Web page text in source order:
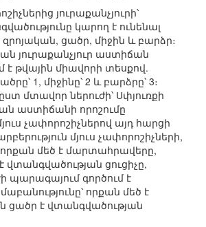
յուրաքանչյուրի՝
կարող է ունենալ
ցածր, միջին և բարձր։
յուրաքանչյուր աստիճան
թվային միավորի տեսքով.
1, միջինը՝ 2 և բարձրը՝ 3։
մտավոր ներուժի՝ Սփյուռքի
աստիճանի որոշումը
չափորոշիչներով այդ հարցի
մյուս չափորոշիչների,
որքան մեծ է մարտահրավերը,
վտանգվածության ցուցիչը,
պարագայում գործում է
որքան մեծ է
ցածր է վտանգվածության